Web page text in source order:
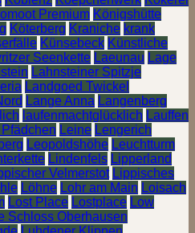
Premium Königshütte
Köterberg Kraniche krank
Künsebeck Künstliche
Seenkette Laeunau Lage
Lahnsteiner Spitzje
Landgoed Twickel
Lange Anna Langenberg
laufenmachtglücklich Lauffen
Pfädchen Leine Lengerich
Leopoldshöhe Leuchtturm
Lindenfels Lipperland
Velmerstot Lippisches
Löhne Lohr am Main Loisach
Lost Place Lostplace Low
Schloss Oberhausen